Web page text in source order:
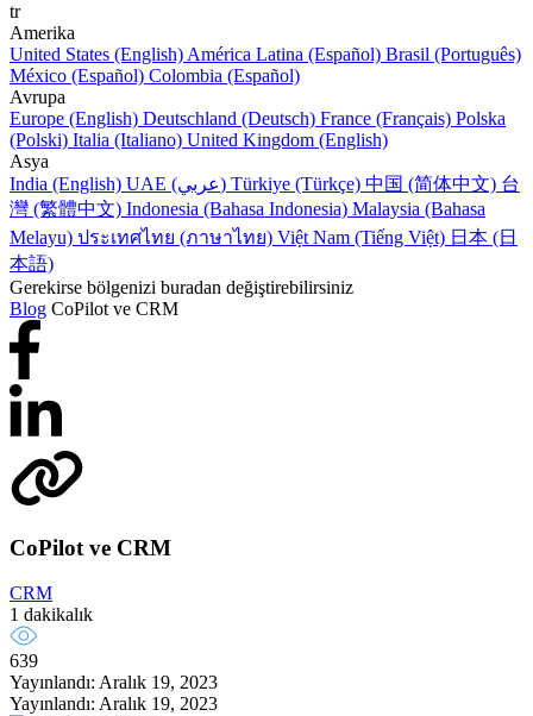
tr
Amerika
United States (English) América Latina (Español) Brasil (Português)
México (Español) Colombia (Español)
Avrupa
Europe (English) Deutschland (Deutsch) France (Français) Polska
(Polski) Italia (Italiano) United Kingdom (English)
Asya
India (English)
UAE (عربي) Türkiye (Türkçe) 中国 (简体中文) 台
灣 (繁體中文) Indonesia (Bahasa Indonesia) Malaysia (Bahasa
Melayu) ประเทศไทย (ภาษาไทย) Việt Nam (Tiếng Việt) 日本 (日
本語)
Gerekirse bölgenizi buradan değiştirebilirsiniz
Blog CoPilot ve CRM
CoPilot ve CRM
CRM
1 dakikalık
639
Yayınlandı: Aralık 19, 2023
Yayınlandı: Aralık 19, 2023